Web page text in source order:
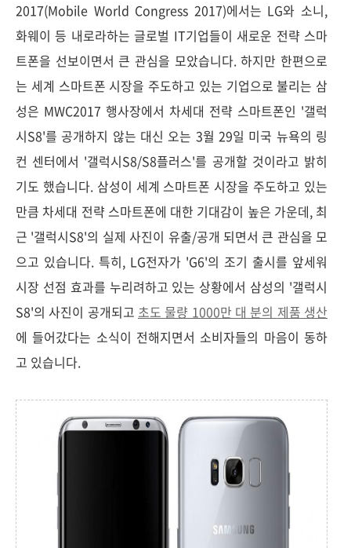
2017(Mobile World Congress 2017)에서는 LG와 소니,
화웨이 등 내로라하는 글로벌 IT기업들이 새로운 전략 스마
트폰을 선보이면서 큰 관심을 모았습니다. 하지만 한편으로
는 세계 스마트폰 시장을 주도하고 있는 기업으로 불리는 삼
성은 MWC2017 행사장에서 차세대 전략 스마트폰인 '갤럭
시S8'를 공개하지 않는 대신 오는 3월 29일 미국 뉴욕의 링
컨 센터에서 '갤럭시S8/S8플러스'를 공개할 것이라고 밝히
기도 했습니다. 삼성이 세계 스마트폰 시장을 주도하고 있는
만큼 차세대 전략 스마트폰에 대한 기대감이 높은 가운데, 최
근 '갤럭시S8'의 실제 사진이 유출/공개 되면서 큰 관심을 모
으고 있습니다. 특히, LG전자가 'G6'의 조기 출시를 앞세워
시장 선점 효과를 누리려하고 있는 상황에서 삼성의 '갤럭시
S8'의 사진이 공개되고 초도 물량 1000만 대 분의 제품 생산
에 들어갔다는 소식이 전해지면서 소비자들의 마음이 동하
고 있습니다.